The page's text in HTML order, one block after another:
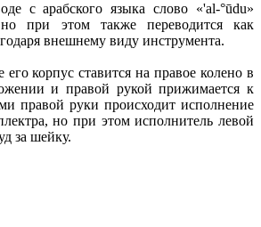
с арабского языка слово «'al-°ūdu»
но при этом также переводится как
внешнему виду инструмента.
корпус ставится на правое колено в
и правой рукой прижимается к
правой руки происходит исполнение
но при этом исполнитель левой
за шейку.